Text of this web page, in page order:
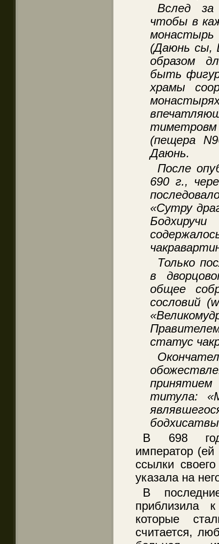
Вслед
чтобы в
(Даюнь сы,
образом
быть
храмы
(пещера
Даюнь.
После
690 г.,
«Сутру
Только
в
общее
сословий
статус
титула:
В 698
император
ссылки
указала на
В
приблизила
которые
считается,